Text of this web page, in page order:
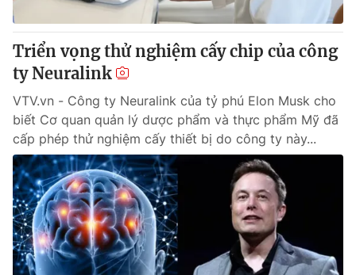
Triển vọng thử nghiệm cấy chip của công
ty Neuralink
VTV.vn - Công ty Neuralink của tỷ phú Elon Musk cho
biết Cơ quan quản lý dược phẩm và thực phẩm Mỹ đã
cấp phép thử nghiệm cấy thiết bị do công ty này...